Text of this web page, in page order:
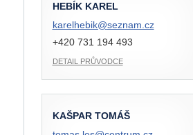
HEBÍK KAREL
karelhebik@seznam.cz
+420 731 194 493
DETAIL PRŮVODCE
KAŠPAR TOMÁŠ